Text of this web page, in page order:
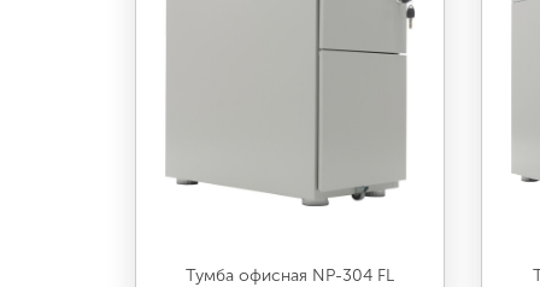
Тумба офисная NP-304 FL